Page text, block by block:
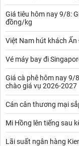
Giá tiêu hôm nay 9/8:
đồng/kg
Việt Nam hút khách
Vé máy bay đi
Giá cà phê hôm nay 9/
chào giá vụ 2026-2027
Cán cân thương mại
Mi Hồng lên tiếng sau
Lãi suất ngân hàng